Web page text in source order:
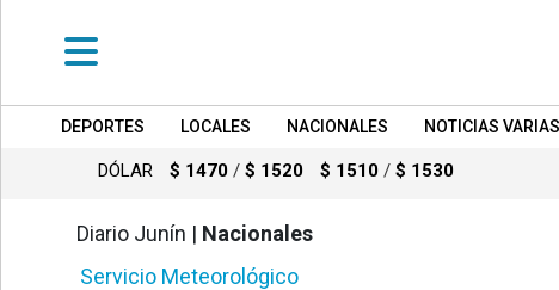
DEPORTES
LOCALES
DEPORTES LOCALES NACIONALES NOTICIAS VARIAS
DÓLAR $ 1470 / $ 1520 $ 1510 / $ 1530
Diario Junín | Nacionales
Servicio Meteorológico